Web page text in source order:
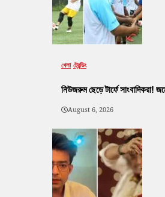
খেলা ট্রেন্ডিং
নিউজরুম ছেড়ে টার্ফে সাংবাদিকরা!
August 6, 2026